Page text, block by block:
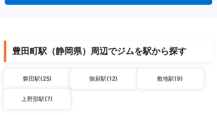
豊田町駅（静岡県）周辺でジムを駅から探す
磐田駅(25) 御厨駅(12) 敷地駅(9)
上野部駅(7)